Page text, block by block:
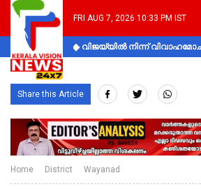
FRI AUG 7, 2026 10:33 PM IST
വിജയ്‌യിൽ നിന്ന്
Share this Article
Home District Wayanad